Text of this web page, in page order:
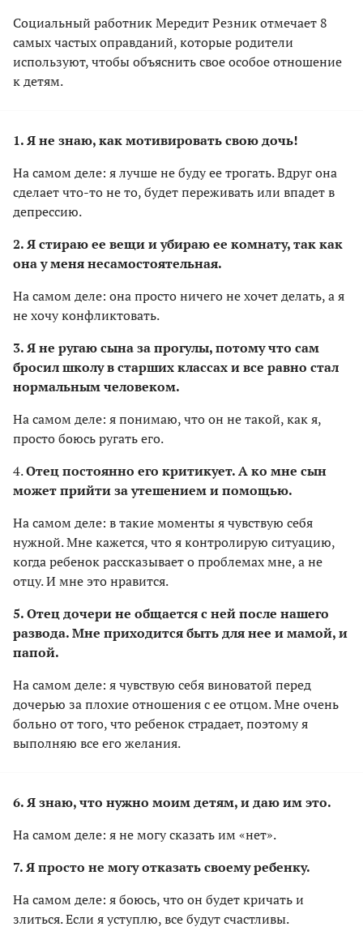
Социальный работник Мередит Резник отмечает 8
самых частых оправданий, которые родители
используют, чтобы объяснить свое особое отношение
к детям.
1. Я не знаю, как мотивировать свою дочь!
На самом деле: я лучше не буду ее трогать. Вдруг она
сделает что-то не то, будет переживать или впадет в
депрессию.
2. Я стираю ее вещи и убираю ее комнату, так как
она у меня несамостоятельная.
На самом деле: она просто ничего не хочет делать, а я
не хочу конфликтовать.
3. Я не ругаю сына за прогулы, потому что сам
бросил школу в старших классах и все равно стал
нормальным человеком.
На самом деле: я понимаю, что он не такой, как я,
просто боюсь ругать его.
4.Отец постоянно его критикует. А ко мне сын
может прийти за утешением и помощью.
На самом деле: в такие моменты я чувствую себя
нужной. Мне кажется, что я контролирую ситуацию,
когда ребенок рассказывает о проблемах мне, а не
отцу. И мне это нравится.
5. Отец дочери не общается с ней после нашего
развода. Мне приходится быть для нее и мамой, и
папой.
На самом деле: я чувствую себя виноватой перед
дочерью за плохие отношения с ее отцом. Мне очень
больно от того, что ребенок страдает, поэтому я
выполняю все его желания.
6. Я знаю, что нужно моим детям, и даю им это.
На самом деле: я не могу сказать им «нет».
7. Я просто не могу отказать своему ребенку.
На самом деле: я боюсь, что он будет кричать и
злиться. Если я уступлю, все будут счастливы.